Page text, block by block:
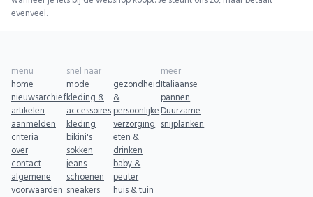
evenveel.
menu
home
nieuwsarchief
artikelen
aanmelden
criteria
over
contact
algemene
voorwaarden
snel naar
mode
kleding &
accessoires
kleding
bikini's
sokken
jeans
schoenen
sneakers
gezondheid
&
persoonlijke
verzorging
eten &
drinken
baby &
peuter
huis & tuin
meer
Italiaanse
pannen
Duurzame
snijplanken